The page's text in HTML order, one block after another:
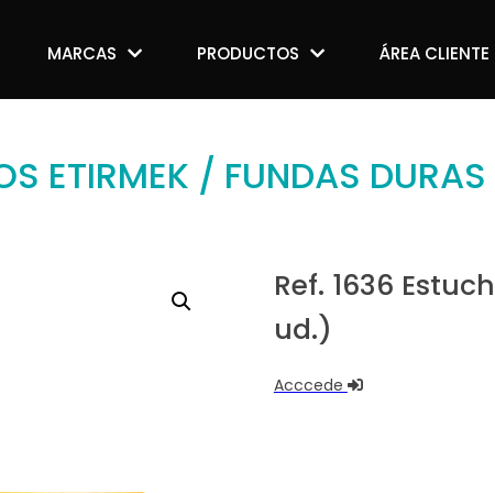
MARCAS PRODUCTOS ÁREA CLIENTE
ETIRMEK / FUNDAS DURAS
Ref. 1636
ud.)
Acccede
MARCAS PRODUCTOS ÁREA CLIENTE